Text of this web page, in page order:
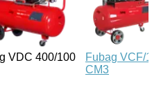
VDC 400/100
Fubag VCF/
CM3